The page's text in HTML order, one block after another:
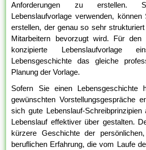
Anforderungen zu erstellen.
Lebenslaufvorlage verwenden,
erstellen, der genau so sehr
Mitarbeitern bevorzugt wird. Für
konzipierte Lebenslaufvorlage
Lebensgeschichte das gleiche
Planung der Vorlage.
Sofern Sie einen Lebensgeschichte
gewünschten Vorstellungsgespräche
sich gute Lebenslauf-
Lebenslauf effektiver über gestalten.
kürzere Geschichte der
beruflichen Erfahrung, die vom Laufe